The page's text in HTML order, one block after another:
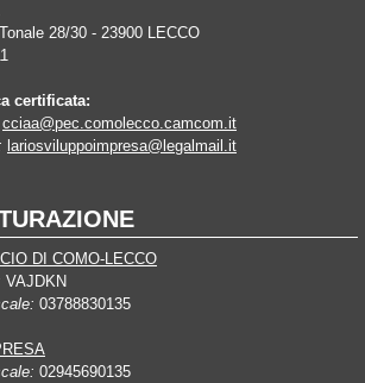
28/30 - 23900 LECCO
certificata:
cciaa@pec.comolecco.camcom.it
lariosviluppoimpresa@legalmail.it
DI COMO-LECCO
VAJDKN
03788830135
02945690135